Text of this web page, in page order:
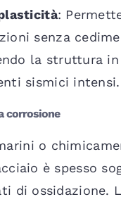
:
senza
la struttura
sismici intensi.
corrosione
o
è spesso
di ossidazione.